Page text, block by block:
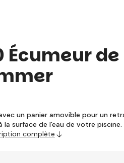
de
un panier amovible pour un
surface de l'eau de votre
complète